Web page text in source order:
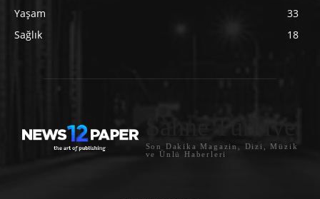
Yaşam
33
Sağlık
18
Sahne Türkiye
Son Dakika Magazin, Dizi, Müzik
ve Ünlü Haberleri